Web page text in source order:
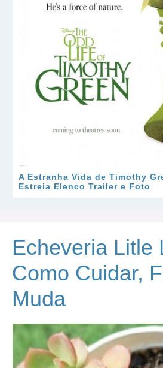
A Estranha Vida de Timothy
Estreia Elenco Trailer e Foto
Echeveria Litle
Como Cuidar,
Muda